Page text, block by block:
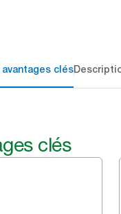
avantages clés
clés